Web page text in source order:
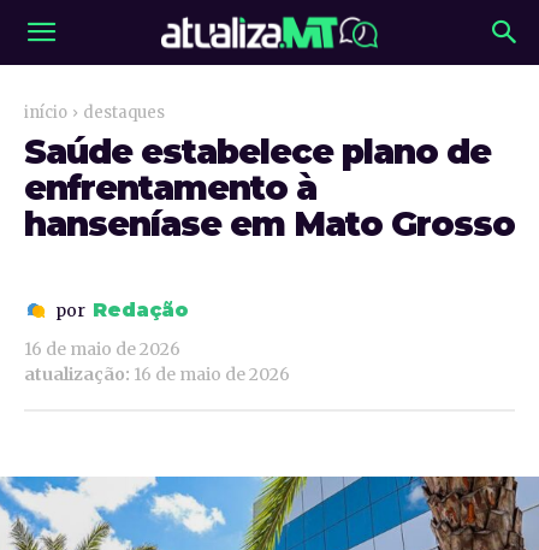
início destaques
Saúde estabelece plano de
enfrentamento à
hanseníase em Mato Grosso
por Redação
16 de maio de 2026
atualização: 16 de maio de 2026